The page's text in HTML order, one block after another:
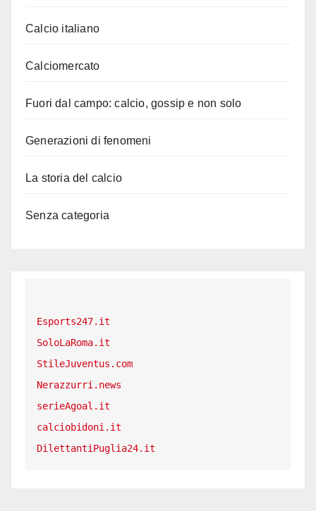
Calcio italiano
Calciomercato
Fuori dal campo: calcio, gossip e non solo
Generazioni di fenomeni
La storia del calcio
Senza categoria
Esports247.it
SoloLaRoma.it
StileJuventus.com
Nerazzurri.news
serieAgoal.it
calciobidoni.it
DilettantiPuglia24.it